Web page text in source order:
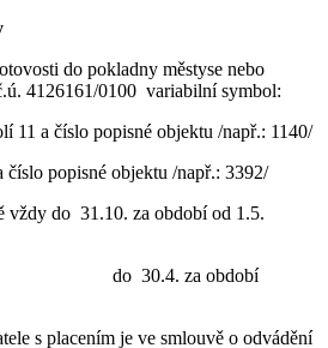
do pokladny městyse nebo
4126161/0100 variabilní symbol:
11 a číslo popisné objektu /např.: 1140/
číslo popisné objektu /např.: 3392/
vždy do 31.10. za období od 1.5.
za období
s placením je ve smlouvě o odvádění